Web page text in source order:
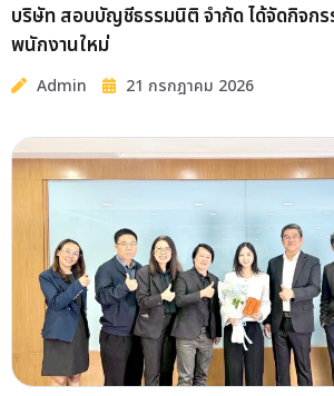
บริษัท สอบบัญชีธรรมนิติ จำกัด ได้จัดกิจก
พนักงานใหม่
Admin 21 กรกฎาคม 2026